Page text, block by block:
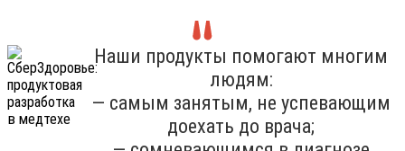
Наши продукты помогают многим
людям:
— самым занятым, не успевающим
доехать до врача;